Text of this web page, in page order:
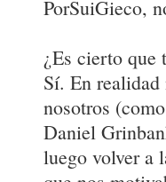
PorSuiGieco,
¿Es cierto que
Sí. En realidad
nosotros
Daniel
luego volver a